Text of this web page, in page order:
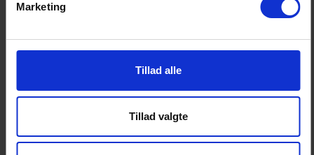
Marketing
Tillad alle
Tillad valgte
formålet med puljen er at matche
kompetenceudviklingsbehov gennem